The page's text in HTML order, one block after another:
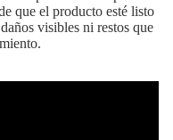
que el producto esté listo
visibles ni restos que